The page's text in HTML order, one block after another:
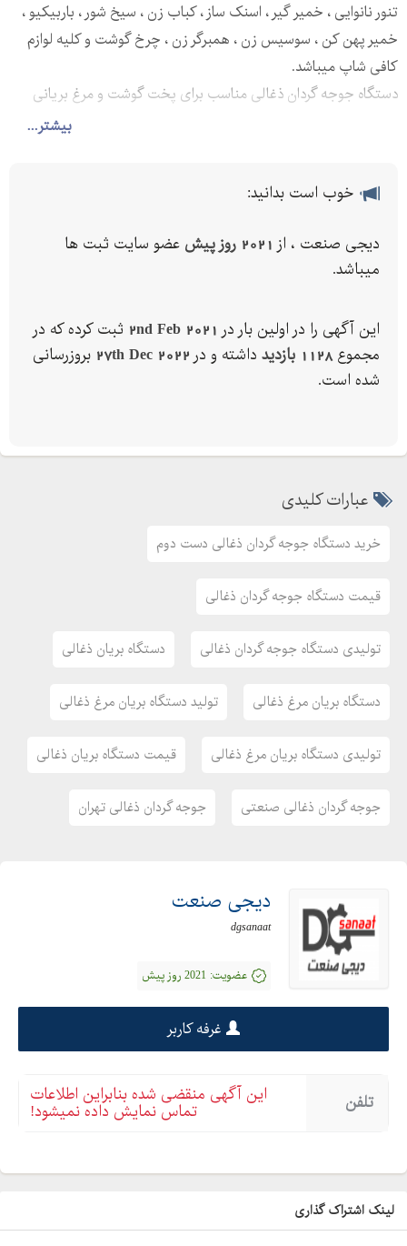
بیشتر...
تنور نانوایی ، خمیر گیر ، اسنک ساز ، کباب زن ، سیخ شور ، باربیکیو ،
خمیر پهن کن ، سوسیس زن ، همبرگر زن ، چرخ گوشت و کلیه لوازم
کافی شاپ میباشد.
دستگاه جوجه گردان ذغالی مناسب برای پخت گوشت و مرغ بریانی
بصورت یکدست و طعمی متفاوت با هزینه کم. تولید در ابعاد دلخواه
بدنه استیل خشدار
مجهز به دو عدد سینی گالوانیزه برای جلوگیری از ریزش آب گوشت و
دور شیشه با مقاومت بالا
چرخش اتوماتیک سیخ ها
آدرس دفتر فروش : ارومیه خ عطایی روبروی بانک ملی ساختمان سبز
وبسایت : dgsanaat
آدرس تلگرام : dgsanaat
اینستاگرام : dgsanaat
ارسال دستگاه به سراسر کشور در اسرع وقت.
خوب است بدانید:
دیجی صنعت ، از 2021 روز پیش
عضو سایت ثبت ها
میباشد.
این آگهی را در اولین بار در 2nd Feb 2021 ثبت کرده که در
مجموع1128 بازدید داشته و در 27th Dec 2022 بروزرسانی
شده است.
عبارات کلیدی
خرید دستگاه جوجه گردان ذغالی دست دوم
قیمت دستگاه جوجه گردان ذغالی
تولیدی دستگاه جوجه گردان ذغالی دستگاه بریان ذغالی
دستگاه بریان مرغ ذغالی تولید دستگاه بریان مرغ ذغالی
تولیدی دستگاه بریان مرغ ذغالی قیمت دستگاه بریان ذغالی
جوجه گردان ذغالی صنعتی جوجه گردان ذغالی تهران
دیجی صنعت
dgsanaat
عضویت: 2021 روز پیش
غرفه کاربر
تلفن این آگهی منقضی شده بنابراین اطلاعات
تماس نمایش داده نمیشود!
لینک اشتراک گذاری